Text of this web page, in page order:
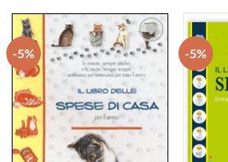
12,90€.12,30€.
-5%
Aggiungi
alla lista
dei
desideri
-5%